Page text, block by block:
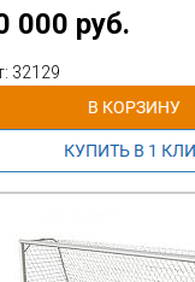
не
- конечная.
шт., без сетки.
000 руб.
32129